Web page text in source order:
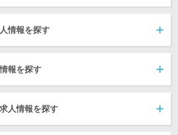
情報を探す
報を探す
人情報を探す